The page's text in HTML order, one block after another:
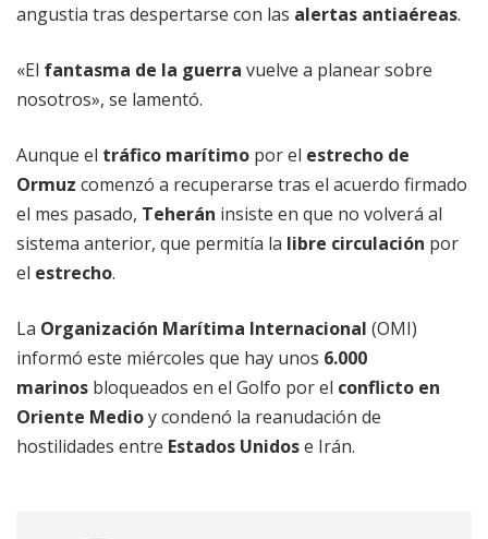
angustia tras despertarse con las alertas antiaéreas.
«El fantasma de la guerra vuelve a planear sobre
nosotros», se lamentó.
Aunque el tráfico marítimo por el estrecho de
Ormuz comenzó a recuperarse tras el acuerdo firmado
el mes pasado, Teherán insiste en que no volverá al
sistema anterior, que permitía la libre circulación por
el estrecho.
La Organización Marítima Internacional (OMI)
informó este miércoles que hay unos 6.000
marinos bloqueados en el Golfo por el conflicto en
Oriente Medioy condenó la reanudación de
hostilidades entre Estados Unidose Irán.